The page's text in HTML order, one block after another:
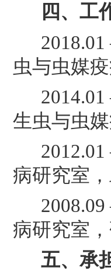
四、工
虫与虫媒
生虫与虫
病研究室
病研究室
五、承